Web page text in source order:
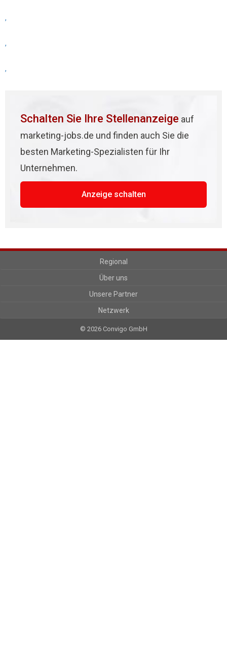
,
,
,
Schalten Sie Ihre Stellenanzeige auf
marketing-jobs.de und finden auch Sie die
besten Marketing-Spezialisten für Ihr
Unternehmen.
Anzeige schalten
Regional
Über uns
Unsere Partner
Netzwerk
© 2026 Convigo GmbH